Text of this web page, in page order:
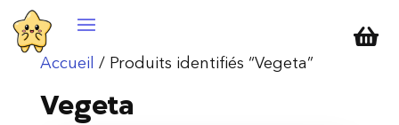

Accueil / Produits identifiés “Vegeta”
Vegeta